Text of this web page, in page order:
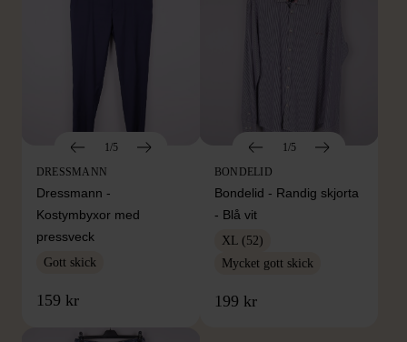
1/5
DRESSMANN
Dressmann -
Kostymbyxor med
pressveck
Gott skick
159 kr
1/5
BONDELID
Bondelid - Randig skjorta
- Blå vit
XL (52)
Mycket gott skick
199 kr